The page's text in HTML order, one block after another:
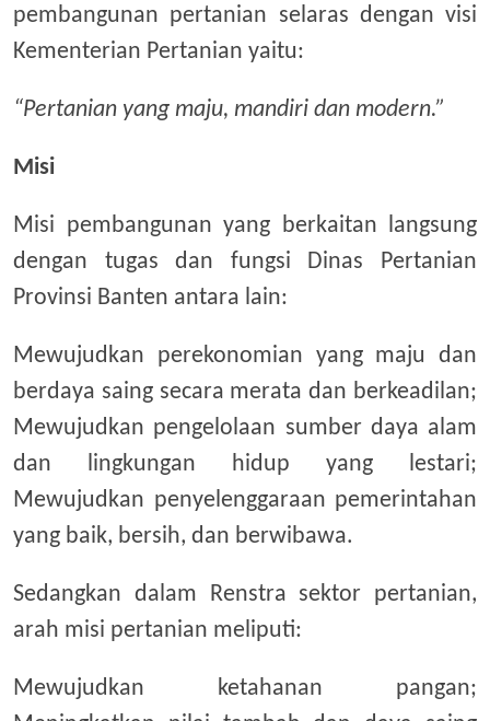
pembangunan pertanian selaras dengan visi
Kementerian Pertanian yaitu:
“Pertanian yang maju, mandiri dan modern.”
Misi
Misi pembangunan yang berkaitan langsung
dengan tugas dan fungsi Dinas Pertanian
Provinsi Banten antara lain:
Mewujudkan perekonomian yang maju dan
berdaya saing secara merata dan berkeadilan;
Mewujudkan pengelolaan sumber daya alam
dan lingkungan hidup yang lestari;
Mewujudkan penyelenggaraan pemerintahan
yang baik, bersih, dan berwibawa.
Sedangkan dalam Renstra sektor pertanian,
arah misi pertanian meliputi:
Mewujudkan ketahanan pangan;